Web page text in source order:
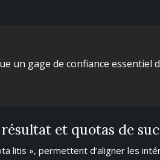
un gage de confiance
et quotas de
litis », permettent d’aligner les